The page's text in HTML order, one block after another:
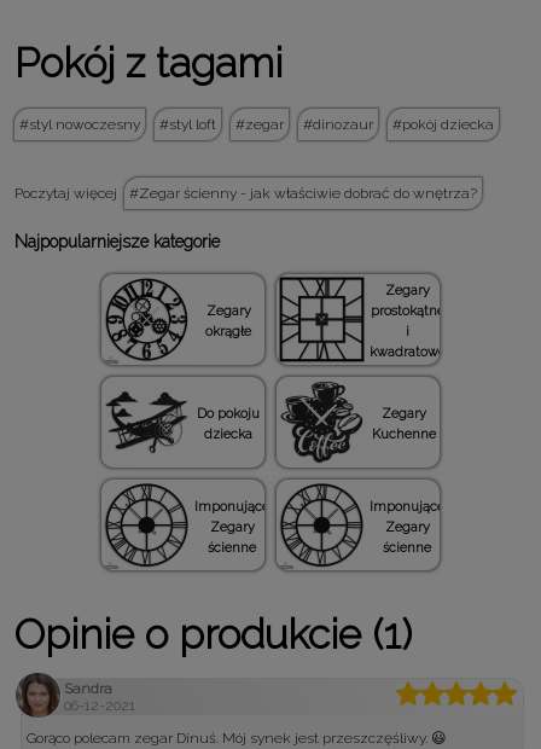
Pokój z tagami
styl nowoczesny styl loft zegar dinozaur pokój dziecka
Poczytaj więcej Zegar ścienny - jak właściwie dobrać do wnętrza?
Najpopularniejsze kategorie
Zegary
okrągłe
Zegary
prostokątne
i
kwadratowe
Do pokoju
dziecka
Zegary
Kuchenne
Imponujące
Zegary
ścienne
Imponujące
Zegary
ścienne
Opinie o produkcie (1)
Sandra
06-12-2021
Gorąco polecam zegar Dinuś. Mój synek jest przeszczęśliwy. 😃